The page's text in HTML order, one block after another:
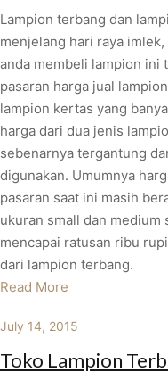
Lampion terbang dan
menjelang hari raya
anda membeli lampion ini
pasaran harga jual
lampion kertas yang
harga dari dua jenis
sebenarnya tergantung
digunakan. Umumnya
pasaran saat ini masih
ukuran small dan
mencapai ratusan ribu
dari lampion terbang.
Read More
July 14, 2015
Toko Lampion